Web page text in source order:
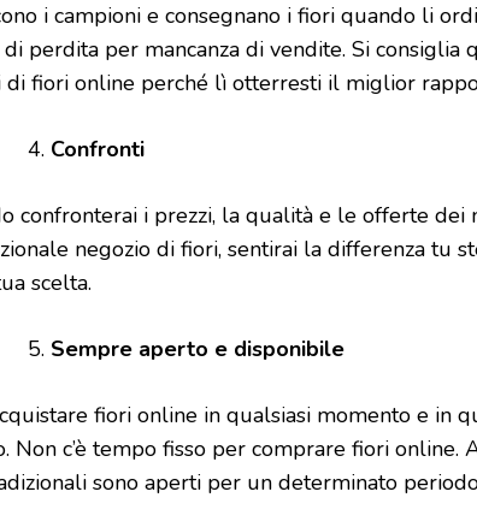
i campioni e consegnano i fiori quando li
di perdita per mancanza di vendite. Si consiglia
di fiori online perché lì otterresti il ​​miglior
Confronti
confronterai i prezzi, la qualità e le offerte dei
negozio di fiori, sentirai la differenza tu
scelta.
Sempre aperto e disponibile
fiori online in qualsiasi momento e in
Non c’è tempo fisso per comprare fiori online.
sono aperti per un determinato